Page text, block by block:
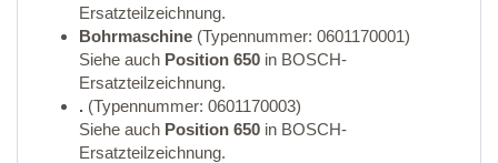
Ersatzteilzeichnung.
Bohrmaschine (Typennummer: 0601170001)
Siehe auch Position 650 in BOSCH-
Ersatzteilzeichnung.
. (Typennummer: 0601170003)
Siehe auch Position 650 in BOSCH-
Ersatzteilzeichnung.